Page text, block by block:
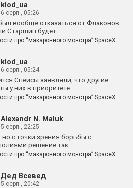
klod_ua
6 серп., 05:26
вообще отказаться от Флаконов.
Старшип будет…
про “макаронного монстра” SpaceX
klod_ua
6 серп., 05:24
Спейсы заявляли, что другие
у них в приоритете.…
про “макаронного монстра” SpaceX
Alexandr N. Maluk
5 серп., 22:25
но с точки зрения борьбы с
решение так…
про “макаронного монстра” SpaceX
Дед Всевед
5 серп., 20:42